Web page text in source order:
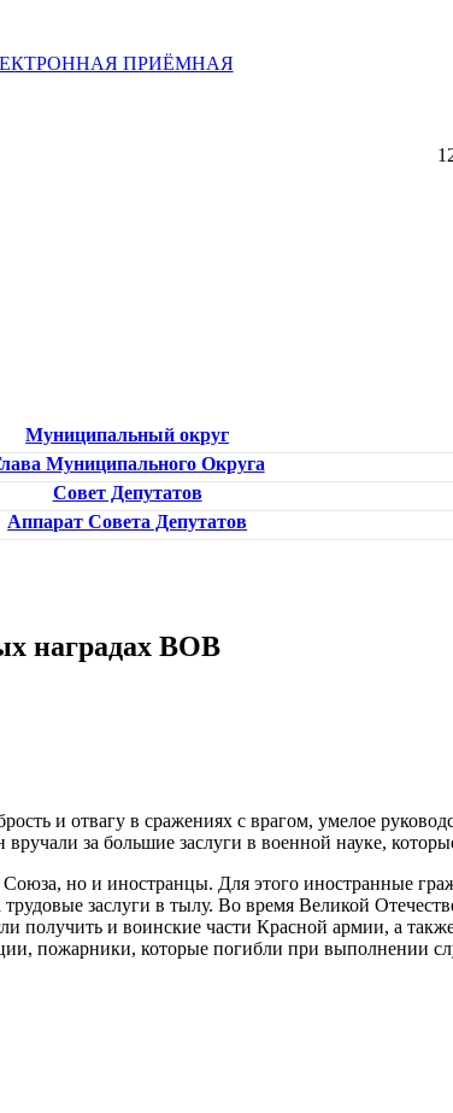
ПРИЁМНАЯ
Муниципальный округ
Муниципального Округа
Совет Депутатов
Аппарат Совета Депутатов
наградах ВОВ
и отвагу в сражениях с врагом, умелое
за большие заслуги в военной науке,
но и иностранцы. Для этого иностранные
заслуги в тылу. Во время Великой
получить и воинские части Красной армии, а
пожарники, которые погибли при выполнении